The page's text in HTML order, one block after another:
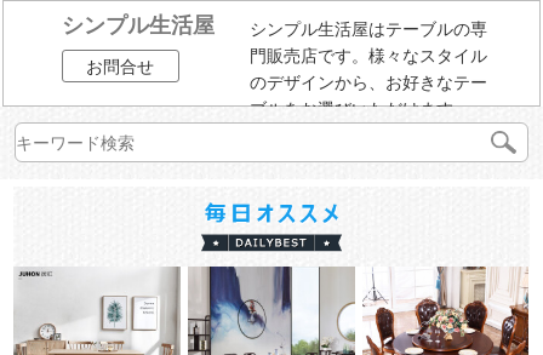
シンプル生活屋
お問合せ
シンプル生活屋はテーブルの専
門販売店です。様々なスタイル
のデザインから、お好きなテー
ブルをお選びいただけます。